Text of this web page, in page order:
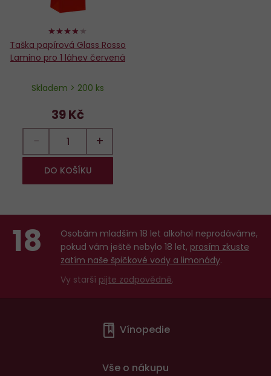
76%
Taška papírová Glass Rosso
Lamino pro 1 láhev červená
Skladem > 200 ks
39 Kč
− +
DO KOŠÍKU
18
Osobám mladším 18 let alkohol neprodáváme,
pokud vám ještě nebylo 18 let, prosím zkuste
zatím naše špičkové vody a limonády.
Vy starší pijte zodpovědně.
Vínopedie
Vše o nákupu